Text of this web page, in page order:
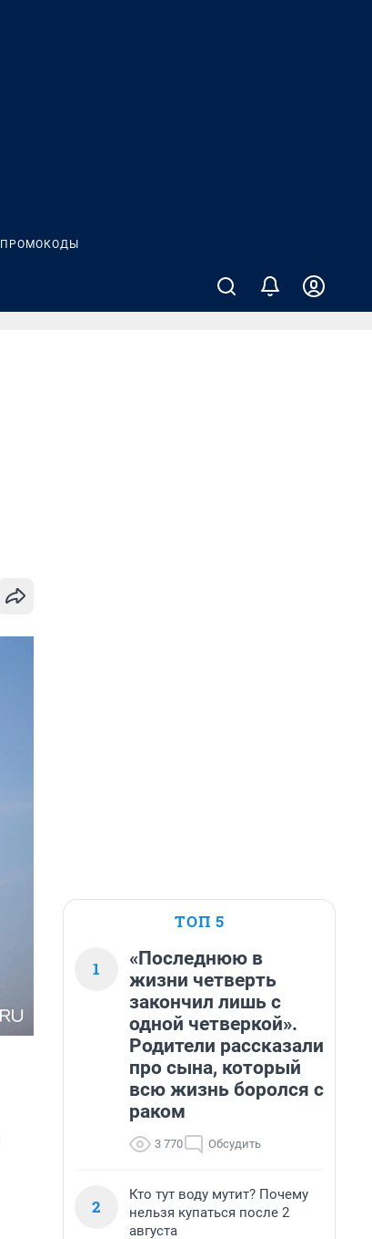
ПРОМОКОДЫ
ТОП 5
1
«Последнюю в
жизни четверть
закончил лишь с
одной четверкой».
Родители рассказали
про сына, который
всю жизнь боролся с
раком
3 770 Обсудить
2
Кто тут воду мутит? Почему
нельзя купаться после 2
августа